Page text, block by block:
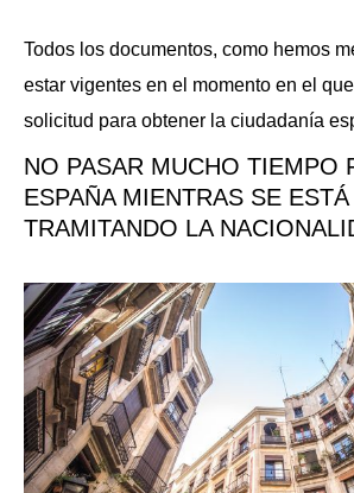
Todos los documentos, como hemos
estar vigentes en el momento en el
solicitud para obtener la ciudadanía
NO PASAR MUCHO TIEMPO
ESPAÑA MIENTRAS SE ESTÁ
TRAMITANDO LA